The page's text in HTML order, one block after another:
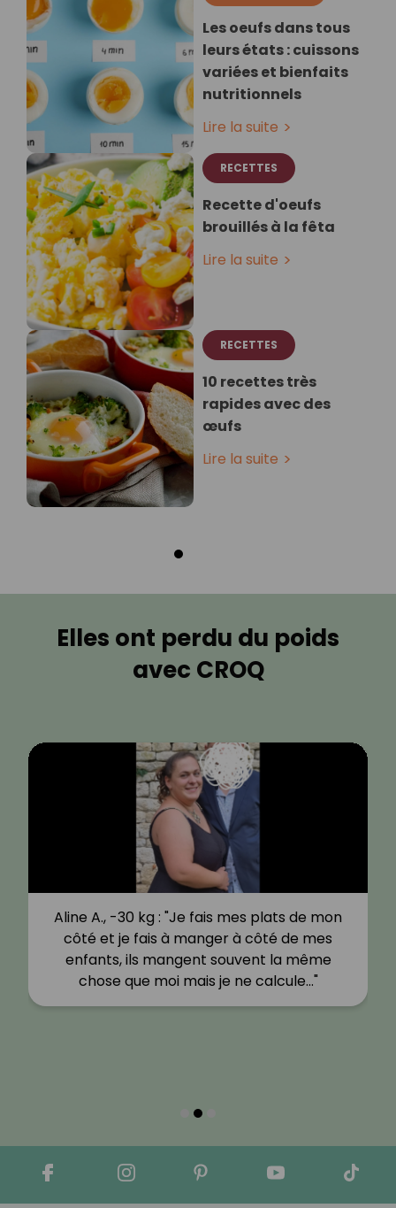
Les oeufs dans tous
leurs états : cuissons
variées et bienfaits
nutritionnels
Lire la suite
RECETTES
Recette d'oeufs
brouillés à la fêta
Lire la suite
RECETTES
10 recettes très
rapides avec des
œufs
Lire la suite
Elles ont perdu du poids
avec CROQ
Aline A., -30 kg : "Je fais mes plats de mon
côté et je fais à manger à côté de mes
enfants, ils mangent souvent la même
chose que moi mais je ne calcule…"